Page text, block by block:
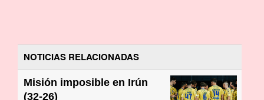
NOTICIAS RELACIONADAS
Misión imposible en Irún
(32-26)